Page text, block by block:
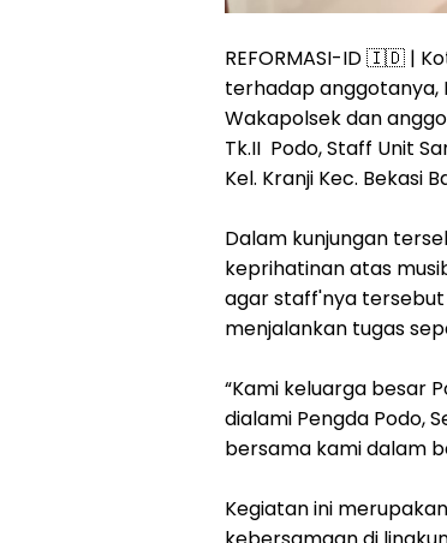
REFORMASI-ID 🇮🇩 |
terhadap anggotanya,
Wakapolsek dan
Tk.II Podo, Staff Unit
Kel. Kranji Kec. Bekasi
Dalam kunjungan
keprihatinan atas
agar staff'nya
menjalankan tugas
“Kami keluarga besar
dialami Pengda Podo,
bersama kami dalam
Kegiatan ini